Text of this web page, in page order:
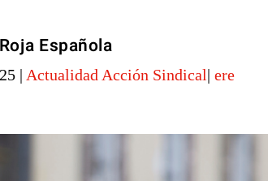
Española
| Actualidad Acción Sindical| ere